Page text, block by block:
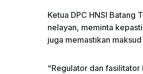
Ketua DPC HNSI
nelayan, meminta
juga memastikan
“Regulator dan